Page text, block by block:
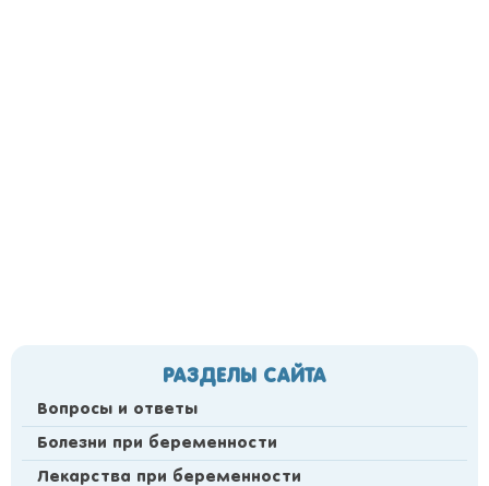
РАЗДЕЛЫ САЙТА
Вопросы и ответы
Болезни при беременности
Лекарства при беременности